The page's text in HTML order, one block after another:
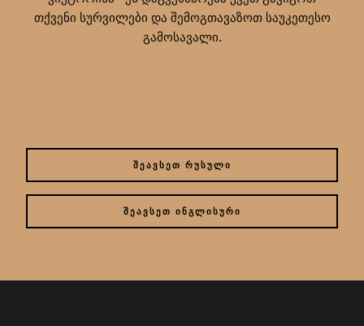
თქვენი სურვილები და შემოგთავაზოთ საუკეთესო
გამოსავალი.
ᲨᲔᲐᲕᲡᲔᲗ ᲠᲣᲡᲣᲚᲘ
ᲨᲔᲐᲕᲡᲔᲗ ᲘᲜᲒᲚᲘᲡᲣᲠᲘ